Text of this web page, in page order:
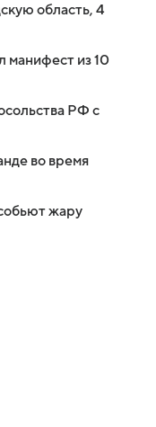
область, 4
манифест из 10
РФ с
во время
жару